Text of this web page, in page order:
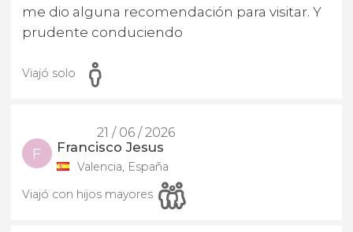
me dio alguna recomendación para visitar. Y
prudente conduciendo
Viajó solo
21 / 06 / 2026
F Francisco Jesus
Valencia, España
Viajó con hijos mayores